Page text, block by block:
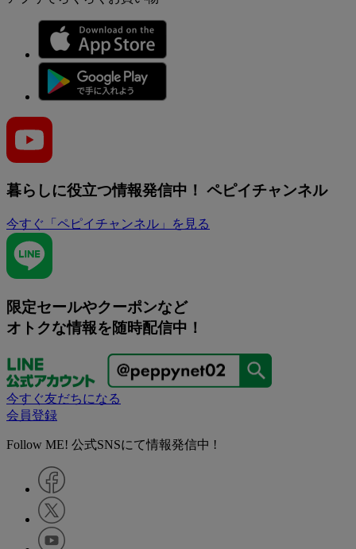
暮らしに役立つ情報発信中！ ペピイチャンネル
今すぐ「ペピイチャンネル」を見る
限定セールやクーポンなど
オトクな情報を随時配信中！
今すぐ友だちになる
会員登録
Follow ME! 公式SNSにて情報発信中 !